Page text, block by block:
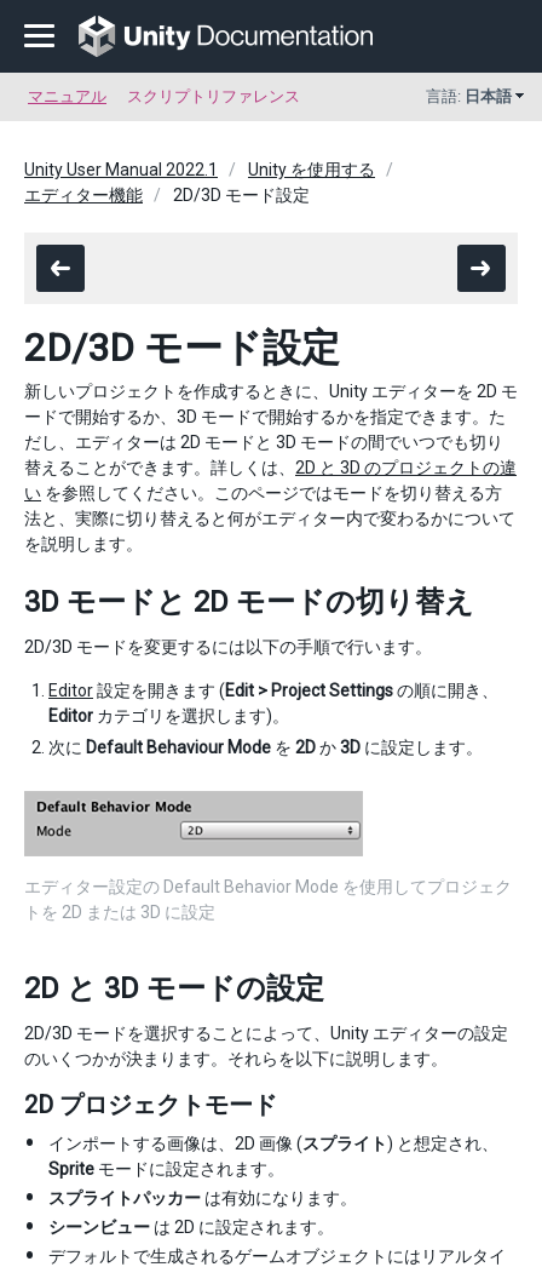
マニュアル スクリプトリファレンス 言語: 日本語
Unity User Manual 2022.1
Unity を使用する
エディター機能
2D/3D モード設定
2D/3D モード設定
新しいプロジェクトを作成するときに、Unity エディターを 2D モ
ードで開始するか、3D モードで開始するかを指定できます。た
だし、エディターは 2D モードと 3D モードの間でいつでも切り
替えることができます。詳しくは、 2D と 3D のプロジェクトの違
い を参照してください。このページではモードを切り替える方
法と、実際に切り替えると何がエディター内で変わるかについて
を説明します。
3D モードと 2D モードの切り替え
2D/3D モードを変更するには以下の手順で行います。
Editor設定を開きます (Edit > Project Settingsの順に開き、
Editor カテゴリを選択します)。
次に Default Behaviour Mode を 2Dか3D に設定します。
エディター設定の Default Behavior Mode を使用してプロジェク
トを 2D または 3D に設定
2D と 3D モードの設定
2D/3D モードを選択することによって、Unity エディターの設定
のいくつかが決まります。それらを以下に説明します。
2D プロジェクトモード
インポートする画像は、2D 画像 (スプライト) と想定され、
Sprite モードに設定されます。
スプライトパッカー は有効になります。
シーンビュー は 2D に設定されます。
デフォルトで生成されるゲームオブジェクトにはリアルタイ